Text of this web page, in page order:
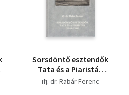
Sorsdöntő esztendők
Tata és a Piaristák
(1940-1944)
ifj. dr. Rabár Ferenc